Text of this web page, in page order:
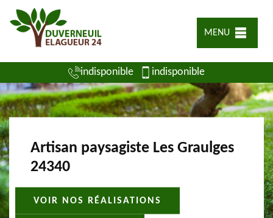
MENU
indisponible indisponible
Artisan paysagiste Les Graulges
24340
VOIR NOS RÉALISATIONS